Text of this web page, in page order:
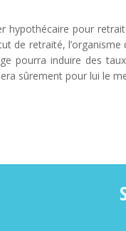
hypothécaire pour
de retraité,
pourra induire des
sûrement pour lui le